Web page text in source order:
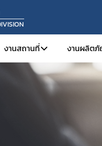
งานสถานที่
จดทะเบียนสถานประกอบการ
ระบบคุณภาพการนำเข้าหรื
งานผลิต
การ
ง